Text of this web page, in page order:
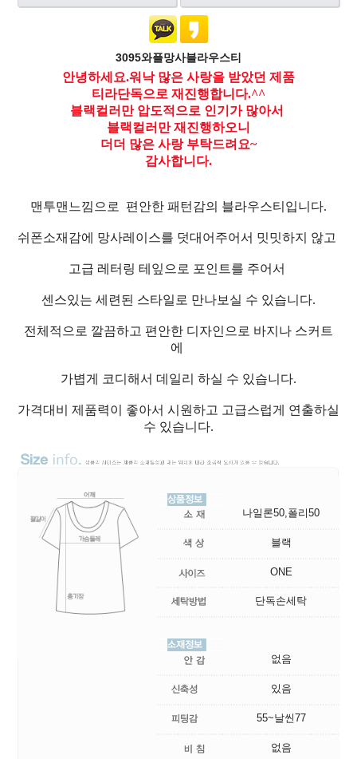
3095와플망사블라우스티
안녕하세요.워낙 많은 사랑을 받았던 제품
티라단독으로 재진행합니다.^^
블랙컬러만 압도적으로 인기가 많아서
블랙컬러만 재진행하오니
더더 많은 사랑 부탁드려요~
감사합니다.
맨투맨느낌으로 편안한 패턴감의 블라우스티입니다.
쉬폰소재감에 망사레이스를 덧대어주어서 밋밋하지 않고
고급 레터링 테잎으로 포인트를 주어서
센스있는 세련된 스타일로 만나보실 수 있습니다.
전체적으로 깔끔하고 편안한 디자인으로 바지나 스커트
에
가볍게 코디해서 데일리 하실 수 있습니다.
가격대비 제품력이 좋아서 시원하고 고급스럽게 연출하실
수 있습니다.
나일론50,폴리50
블랙
ONE
단독손세탁
없음
있음
55~날씬77
없음